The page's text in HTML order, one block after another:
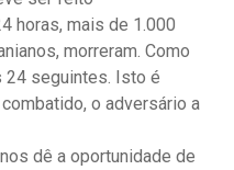
horas, mais de 1.000
morreram. Como
24 seguintes. Isto é
o adversário a
dê a oportunidade de